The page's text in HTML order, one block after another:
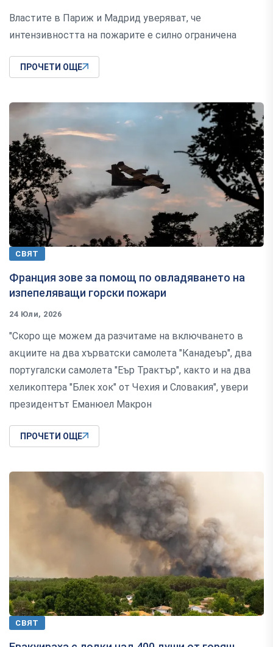
Властите в Париж и Мадрид уверяват, че
интензивността на пожарите е силно ограничена
ПРОЧЕТИ ОЩЕ
СВЯТ
Франция зове за помощ по овладяването на
изпепеляващи горски пожари
24 Юли, 2026
"Скоро ще можем да разчитаме на включването в
акциите на два хърватски самолета "Канадеър", два
португалски самолета "Еър Трактър", както и на два
хеликоптера "Блек хок" от Чехия и Словакия", увери
президентът Еманюел Макрон
ПРОЧЕТИ ОЩЕ
СВЯТ